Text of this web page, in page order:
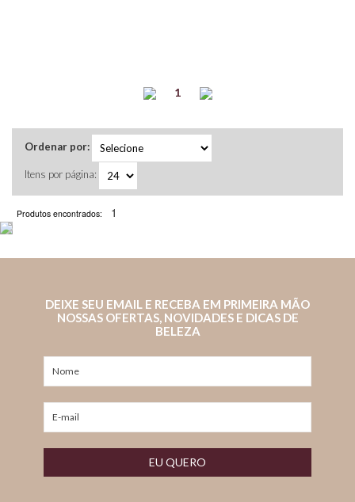
1
Ordenar por:
Itens por página:
Produtos encontrados: 1
DEIXE SEU EMAIL E RECEBA EM PRIMEIRA MÃO
NOSSAS OFERTAS, NOVIDADES E DICAS DE
BELEZA
EU QUERO